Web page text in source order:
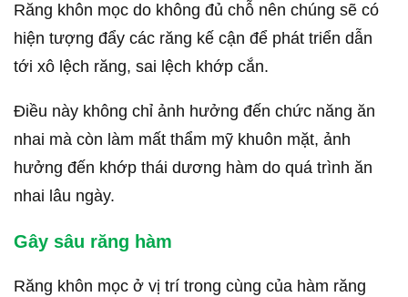
Răng khôn mọc do không đủ chỗ nên chúng sẽ có
hiện tượng đẩy các răng kế cận để phát triển dẫn
tới xô lệch răng, sai lệch khớp cắn.
Điều này không chỉ ảnh hưởng đến chức năng ăn
nhai mà còn làm mất thẩm mỹ khuôn mặt, ảnh
hưởng đến khớp thái dương hàm do quá trình ăn
nhai lâu ngày.
Gây sâu răng hàm
Răng khôn mọc ở vị trí trong cùng của hàm răng